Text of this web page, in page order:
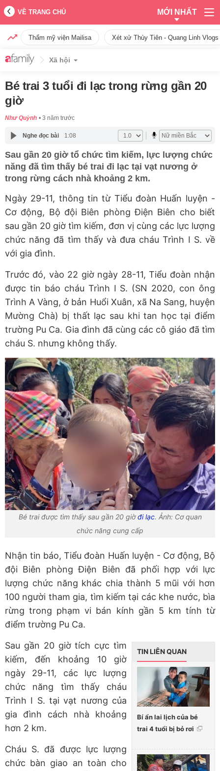
VỀ TRANG CHỦ MỚI NHẤT
Thẩm mỹ viện Mailisa Xét xử Thùy Tiên - Quang Linh
Xã hội
Bé trai 3 tuổi đi lạc trong rừng gần 20
giờ
Như Quỳnh 3 năm trước
Nghe đọc bài 1:08
Sau gần 20 giờ tổ chức tìm kiếm, lực lượng chức
năng đã tìm thấy bé trai đi lạc tại vạt nương ở
trong rừng cách nhà khoảng 2 km.
Ngày 29-11, thông tin từ Tiểu đoàn Huấn luyện -
Cơ động, Bộ đội Biên phòng Điện Biên cho biết
sau gần 20 giờ tìm kiếm, đơn vị cùng các lực lượng
chức năng đã tìm thấy và đưa cháu Trình I S. về
với gia đình.
Trước đó, vào 22 giờ ngày 28-11, Tiểu đoàn nhận
được tin báo cháu Trình I S. (SN 2020, con ông
Trình A Vàng, ở bản Huổi Xuân, xã Na Sang, huyện
Mường Chà) bị thất lạc sau khi tan học tại điểm
trường Pu Ca. Gia đình đã cùng các cô giáo đã tìm
cháu S. nhưng không thấy.
Bé trai được tìm thấy sau gần 20 giờđi lạc. Ảnh: Cơ quan
chức năng cung cấp
Nhận tin báo, Tiểu đoàn Huấn luyện - Cơ động, Bộ
đội Biên phòng Điện Biên đã phối hợp với lực
lượng chức năng khác chia thành 5 mũi với hơn
100 người tham gia, tìm kiếm tại các khe nước, bìa
rừng trong phạm vi bán kính gần 5 km tính từ
điểm trường Pu Ca.
TIN LIÊN QUAN
Bí ẩn lai lịch của bé
trai 4 tuổi bị bỏ rơi
Sau gần 20 giờ tích cực tìm
kiếm, đến khoảng 10 giờ
ngày 29-11, các lực lượng
chức năng tìm thấy cháu
Trình I S. tại vạt nương của
gia đình cách nhà khoảng
hơn 2 km.
Cháu S. đã được lực lượng
chức bàn giao an toàn cho